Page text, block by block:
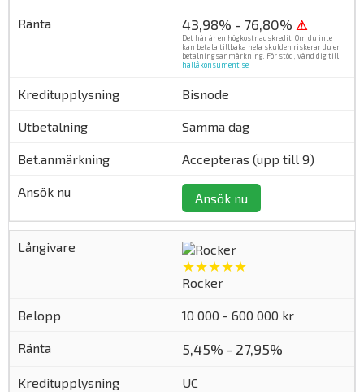
43,98% - 76,80% ⚠
Det här är en högkostnadskredit. Om du inte
kan betala tillbaka hela skulden riskerar du en
betalningsanmärkning. För stöd, vänd dig till
hallåkonsument.se.
Bisnode
Samma dag
Accepteras (upp till 9)
Ansök nu
★★★★★
Rocker
10 000 - 600 000 kr
5,45% - 27,95%
UC